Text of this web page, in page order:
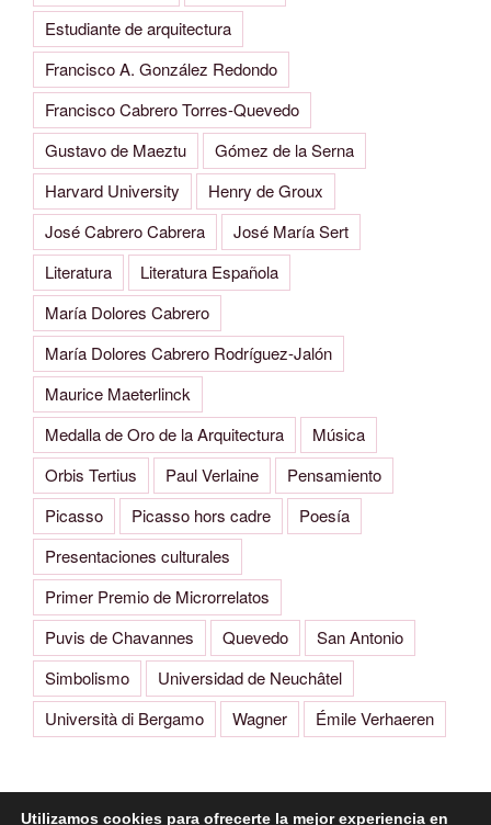
Estudiante de arquitectura
Francisco A. González Redondo
Francisco Cabrero Torres-Quevedo
Gustavo de Maeztu
Gómez de la Serna
Harvard University
Henry de Groux
José Cabrero Cabrera
José María Sert
Literatura
Literatura Española
María Dolores Cabrero
María Dolores Cabrero Rodríguez-Jalón
Maurice Maeterlinck
Medalla de Oro de la Arquitectura
Música
Orbis Tertius
Paul Verlaine
Pensamiento
Picasso
Picasso hors cadre
Poesía
Presentaciones culturales
Primer Premio de Microrrelatos
Puvis de Chavannes
Quevedo
San Antonio
Simbolismo
Universidad de Neuchâtel
Università di Bergamo
Wagner Émile Verhaeren
Utilizamos cookies para ofrecerte la mejor experiencia en